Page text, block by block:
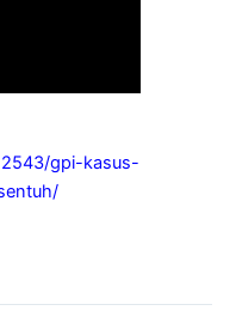
gpi-kasus-